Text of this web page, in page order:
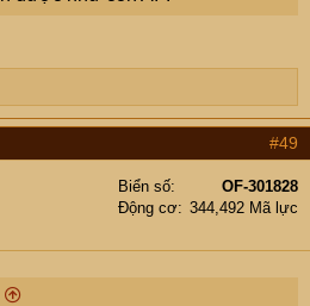
#49
Biển số
OF-301828
Động cơ
344,492 Mã lực